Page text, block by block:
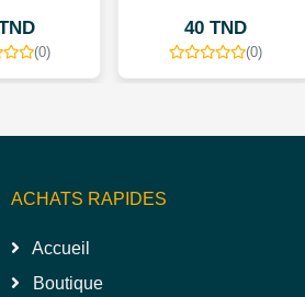
(0)
40 TND
(0)
ACHATS RAPIDES
Accueil
Boutique